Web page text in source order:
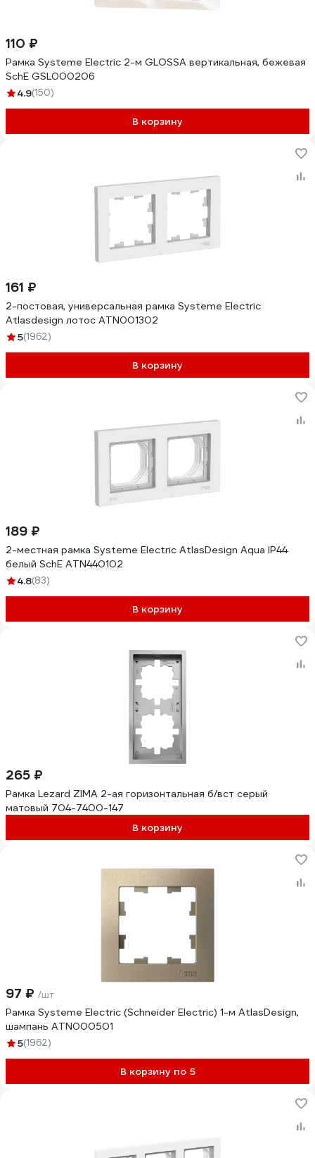
110 ₽
Рамка Systeme Electric 2-м GLOSSA вертикальная, бежевая
SchE GSL000206
4.9(150)
В корзину
161 ₽
2-постовая, универсальная рамка Systeme Electric
Atlasdesign лотос ATN001302
5(1962)
В корзину
189 ₽
2-местная рамка Systeme Electric AtlasDesign Aqua IP44
белый SchE ATN440102
4.8(83)
В корзину
265 ₽
Рамка Lezard ZIMA 2-ая горизонтальная б/вст серый
матовый 704-7400-147
В корзину
97 ₽ /шт
Рамка Systeme Electric (Schneider Electric) 1-м AtlasDesign,
шампань ATN000501
5(1962)
В корзину по 5